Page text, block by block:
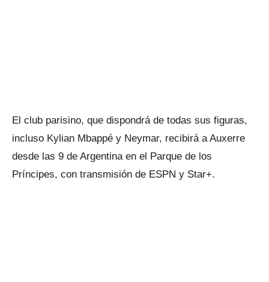
El club parisino, que dispondrá de todas sus figuras,
incluso Kylian Mbappé y Neymar, recibirá a Auxerre
desde las 9 de Argentina en el Parque de los
Príncipes, con transmisión de ESPN y Star+.